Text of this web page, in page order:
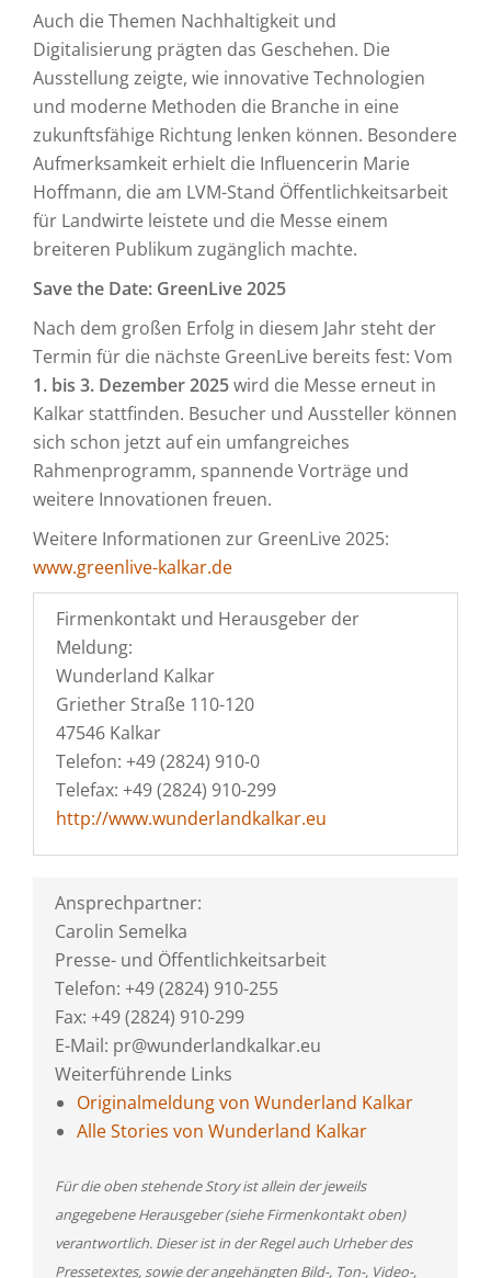
Auch die Themen Nachhaltigkeit und
Digitalisierung prägten das Geschehen. Die
Ausstellung zeigte, wie innovative Technologien
und moderne Methoden die Branche in eine
zukunftsfähige Richtung lenken können. Besondere
Aufmerksamkeit erhielt die Influencerin Marie
Hoffmann, die am LVM-Stand Öffentlichkeitsarbeit
für Landwirte leistete und die Messe einem
breiteren Publikum zugänglich machte.
Save the Date: GreenLive 2025
Nach dem großen Erfolg in diesem Jahr steht der
Termin für die nächste GreenLive bereits fest: Vom
1. bis 3. Dezember 2025wird die Messe erneut in
Kalkar stattfinden. Besucher und Aussteller können
sich schon jetzt auf ein umfangreiches
Rahmenprogramm, spannende Vorträge und
weitere Innovationen freuen.
Weitere Informationen zur GreenLive 2025:
www.greenlive-kalkar.de
Firmenkontakt und Herausgeber der
Meldung:
Wunderland Kalkar
Griether Straße 110-120
47546 Kalkar
Telefon: +49 (2824) 910-0
Telefax: +49 (2824) 910-299
http://www.wunderlandkalkar.eu
Ansprechpartner:
Carolin Semelka
Presse- und Öffentlichkeitsarbeit
Telefon: +49 (2824) 910-255
Fax: +49 (2824) 910-299
E-Mail: pr@wunderlandkalkar.eu
Weiterführende Links
Originalmeldung von Wunderland Kalkar
Alle Stories von Wunderland Kalkar
Für die oben stehende Story ist allein der jeweils
angegebene Herausgeber (siehe Firmenkontakt oben)
verantwortlich. Dieser ist in der Regel auch Urheber des
Pressetextes, sowie der angehängten Bild-, Ton-, Video-,